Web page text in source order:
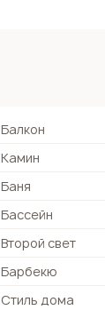
Балкон
Камин
Баня
Бассейн
Второй свет
Барбекю
Стиль дома